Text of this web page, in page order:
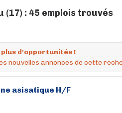
: 45 emplois trouvés
plus d'opportunités !
nouvelles annonces de cette
asisatique H/F